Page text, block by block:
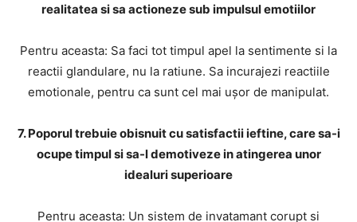
realitatea si sa actioneze sub impulsul emotiilor
Pentru aceasta: Sa faci tot timpul apel la sentimente si la
reactii glandulare, nu la ratiune. Sa incurajezi reactiile
emotionale, pentru ca sunt cel mai uşor de manipulat.
7. Poporul trebuie obisnuit cu satisfactii ieftine, care sa-i
ocupe timpul si sa-l demotiveze in atingerea unor
idealuri superioare
Pentru aceasta: Un sistem de invatamant corupt si